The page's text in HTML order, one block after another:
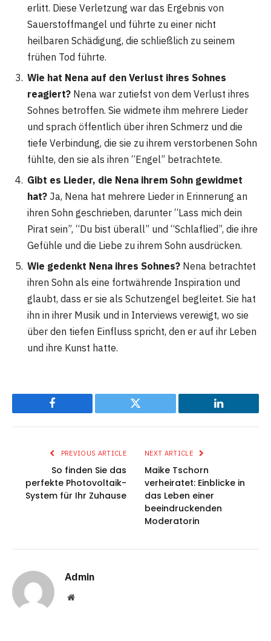
erlitt. Diese Verletzung war das Ergebnis von
Sauerstoffmangel und führte zu einer nicht
heilbaren Schädigung, die schließlich zu seinem
frühen Tod führte.
Wie hat Nena auf den Verlust ihres Sohnes
reagiert? Nena war zutiefst von dem Verlust ihres
Sohnes betroffen. Sie widmete ihm mehrere Lieder
und sprach öffentlich über ihren Schmerz und die
tiefe Verbindung, die sie zu ihrem verstorbenen Sohn
fühlte, den sie als ihren “Engel” betrachtete.
Gibt es Lieder, die Nena ihrem Sohn gewidmet
hat? Ja, Nena hat mehrere Lieder in Erinnerung an
ihren Sohn geschrieben, darunter “Lass mich dein
Pirat sein”, “Du bist überall” und “Schlaflied”, die ihre
Gefühle und die Liebe zu ihrem Sohn ausdrücken.
Wie gedenkt Nena ihres Sohnes? Nena betrachtet
ihren Sohn als eine fortwährende Inspiration und
glaubt, dass er sie als Schutzengel begleitet. Sie hat
ihn in ihrer Musik und in Interviews verewigt, wo sie
über den tiefen Einfluss spricht, den er auf ihr Leben
und ihre Kunst hatte.
Facebook Twitter LinkedIn
PREVIOUS ARTICLE
So finden Sie das
perfekte Photovoltaik-
System für Ihr Zuhause
NEXT ARTICLE
Maike Tschorn
verheiratet: Einblicke in
das Leben einer
beeindruckenden
Moderatorin
Admin
Website